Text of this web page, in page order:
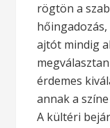
rögtön a
ajtót mindig
érdemes
annak a
A kültéri